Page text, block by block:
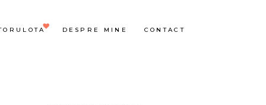
DESPRE MINE CONTACT